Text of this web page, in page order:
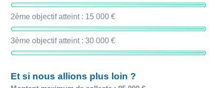
2ème objectif atteint : 15 000 €
3ème objectif atteint : 30 000 €
Et si nous allions plus loin ?